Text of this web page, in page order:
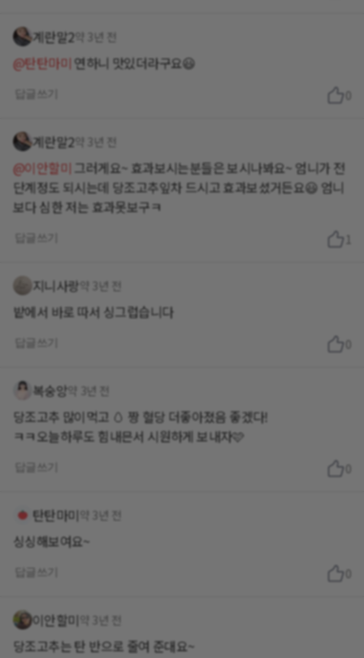
계란말2약 3년 전
@탄탄마미 연하니 맛있더라구요😃
계란말2약 3년 전
@이안할미 그러게요~ 효과보시는분들은 보시나봐요~ 엄니가 전
단계정도 되시는데 당조고추잎차 드시고 효과보셨거든요😃 엄니
보다 심한 저는 효과못보구ㅋ
1
지니사랑 약 3년 전
밭에서 바로 따서 싱그럽습니다
복숭앙약 3년 전
당조고추 많이먹고 🥚 짱 혈당 더좋아졌음 좋겠다!
ㅋㅋ오늘하루도 힘내믄서 시원하게 보내자🩷
탄탄마미 약 3년 전
싱싱해보여요~
이안할미 약 3년 전
당조고추는 탄 반으로 줄여 준대요~